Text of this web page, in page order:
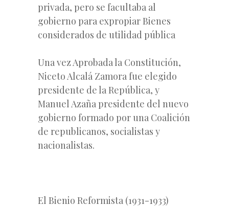
privada, pero se facultaba al
gobierno para expropiar Bienes
considerados de utilidad pública
Una vez Aprobada la Constitución,
Niceto Alcalá Zamora fue elegido
presidente de la República, y
Manuel Azaña presidente del nuevo
gobierno formado por una Coalición
de republicanos, socialistas y
nacionalistas.
El Bienio Reformista (1931-1933)